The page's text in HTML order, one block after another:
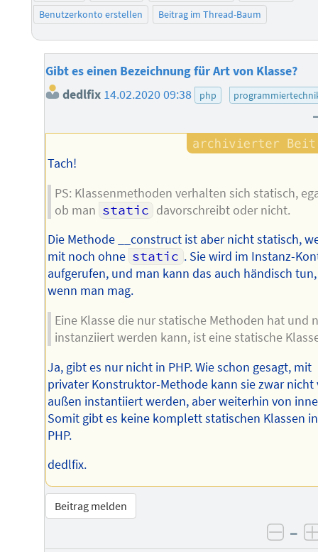
Benutzerkonto erstellen
Beitrag im Thread-Baum
Gibt es einen Bezeichnung für Art von Klasse?
dedlfix 14.02.2020 09:38 php
Tach!
PS: Klassenmethoden verhalten sich statisch,
ob man static davorschreibt oder nicht.
Die Methode __construct ist aber nicht statisch,
mit noch ohne static . Sie wird im Instanz-
aufgerufen, und man kann das auch händisch tun,
wenn man mag.
Eine Klasse die nur statische Methoden hat und
instanziiert werden kann, ist eine statische
Ja, gibt es nur nicht in PHP. Wie schon gesagt, mit
privater Konstruktor-Methode kann sie zwar nicht
außen instantiiert werden, aber weiterhin von
Somit gibt es keine komplett statischen Klassen in
PHP.
dedlfix.
Beitrag melden
–